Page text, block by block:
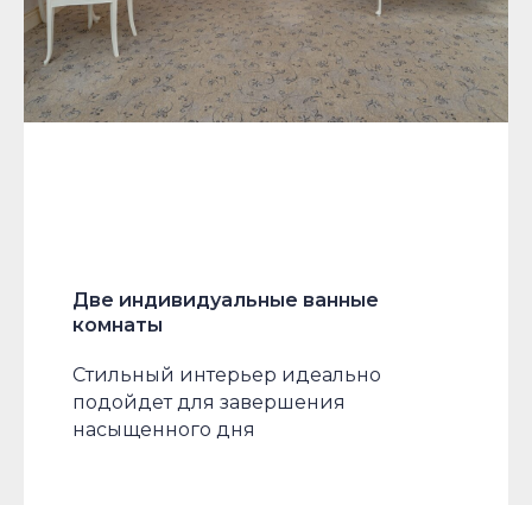
Две индивидуальные ванные
комнаты
Стильный интерьер идеально
подойдет для завершения
насыщенного дня